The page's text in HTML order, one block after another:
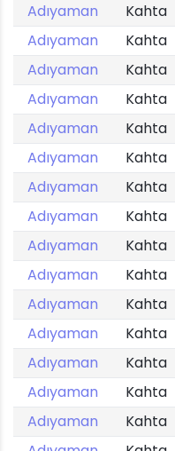
Adıyaman
Kahta
Adıyaman
Kahta
Adıyaman
Kahta
Adıyaman
Kahta
Adıyaman
Kahta
Adıyaman
Kahta
Adıyaman
Kahta
Adıyaman
Kahta
Adıyaman
Kahta
Adıyaman
Kahta
Adıyaman
Kahta
Adıyaman
Kahta
Adıyaman
Kahta
Adıyaman
Kahta
Adıyaman
Kahta